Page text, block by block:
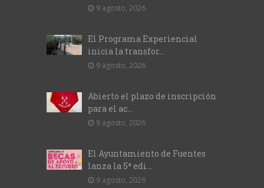
9 agosto, 2026
El Programa Experiencial
inicia la transfor...
9 agosto, 2026
Abierto el plazo de inscripción
para el ac...
9 agosto, 2026
El Ayuntamiento de Fuentes
lanza la 5ª edi...
9 agosto, 2026